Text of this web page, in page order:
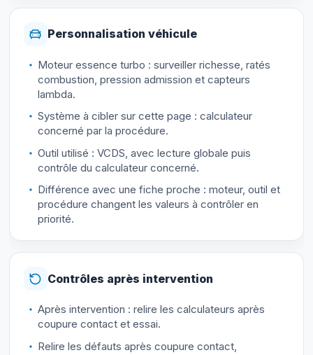
Personnalisation véhicule
Moteur essence turbo : surveiller richesse, ratés
combustion, pression admission et capteurs
lambda.
Système à cibler sur cette page : calculateur
concerné par la procédure.
Outil utilisé : VCDS, avec lecture globale puis
contrôle du calculateur concerné.
Différence avec une fiche proche : moteur, outil et
procédure changent les valeurs à contrôler en
priorité.
Contrôles après intervention
Après intervention : relire les calculateurs après
coupure contact et essai.
Relire les défauts après coupure contact,